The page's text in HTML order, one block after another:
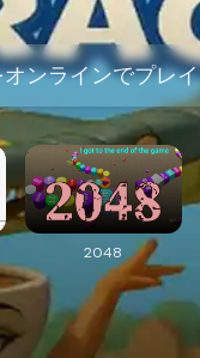
ンラインでプレ
2048